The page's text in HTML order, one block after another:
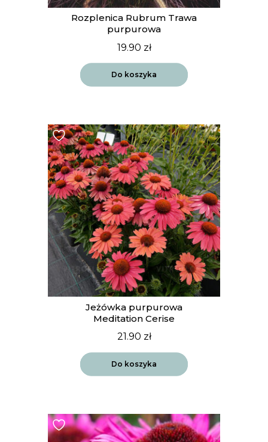
Rozplenica Rubrum Trawa
purpurowa
19.90 zł
Do koszyka
Jeżówka purpurowa
Meditation Cerise
21.90 zł
Do koszyka